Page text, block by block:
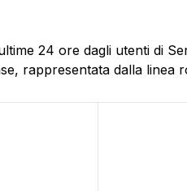
24 ore dagli utenti di
rappresentata dalla linea